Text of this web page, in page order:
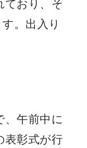
ており、そ
。出入り
、午前中に
表彰式が行